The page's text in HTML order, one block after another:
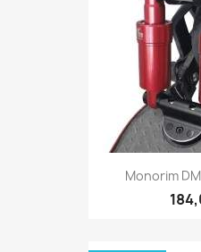
Monorim